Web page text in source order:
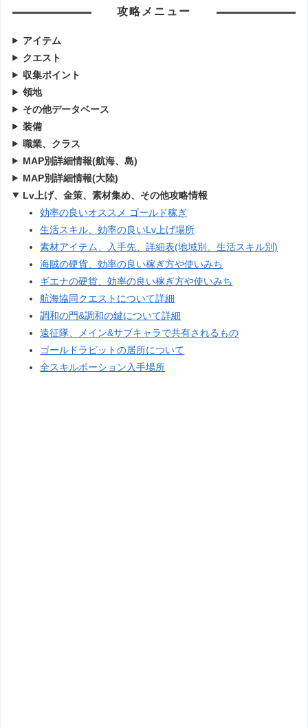
攻略メニュー
アイテム
クエスト
収集ポイント
領地
その他データベース
装備
職業、クラス
MAP別詳細情報(航海、島)
MAP別詳細情報(大陸)
Lv上げ、金策、素材集め、その他攻略情報
効率の良いオススメ ゴールド稼ぎ
生活スキル、効率の良いLv上げ場所
素材アイテム、入手先、詳細表(地域別、生活スキル別)
海賊の硬貨、効率の良い稼ぎ方や使いみち
ギエナの硬貨、効率の良い稼ぎ方や使いみち
航海協同クエストについて詳細
調和の門&調和の鍵について詳細
遠征隊、メイン&サブキャラで共有されるもの
ゴールドラビットの居所について
全スキルポーション入手場所